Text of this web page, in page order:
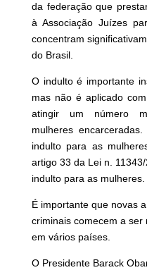
da federação que
à Associação Juízes
concentram
do Brasil.
O indulto é importante
mas não é aplicado
atingir um número
mulheres
indulto para as
artigo 33 da Lei n.
indulto para as mulheres.
É importante que novas
criminais comecem a ser
em vários países.
O Presidente Barack